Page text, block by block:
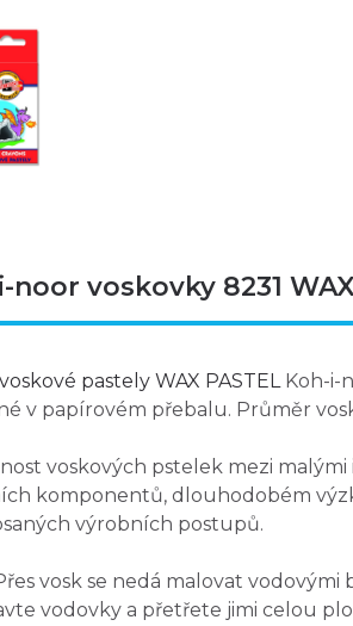
noor voskovky 8231
voskové pastely WAX PASTELKoh-i-
v papírovém přebalu. Průměr
voskových pstelek mezi
komponentů, dlouhodobém
výrobních postupů.
vosk se nedá malovat
vodovky a přetřete jimi celou